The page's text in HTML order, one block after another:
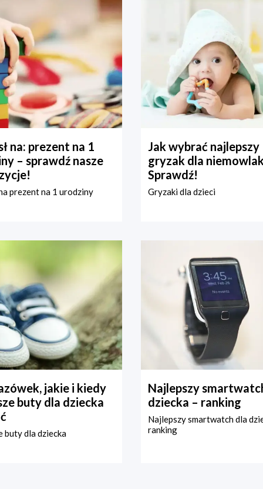
na: prezent na 1
– sprawdź nasze
prezent na 1 urodziny
Jak wybrać najlepszy
gryzak dla
Sprawdź!
Gryzaki dla dzieci
jakie i kiedy
buty dla dziecka
buty dla dziecka
Najlepszy
dziecka – ranking
Najlepszy smartwatch dla
ranking